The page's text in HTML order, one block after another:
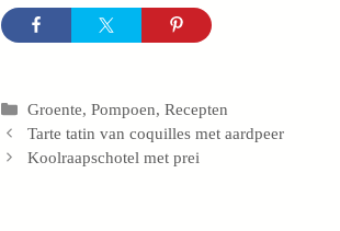
Categorieën
Groente,Pompoen,Recepten
Tarte tatin van coquilles met aardpeer
Koolraapschotel met prei